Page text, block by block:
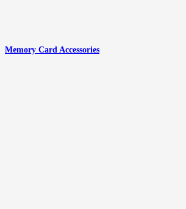
Memory Card Accessories